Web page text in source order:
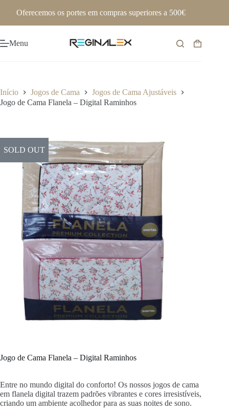
Oferecemos os portes em compras superiores a 500€
Menu
Carrinho
Início Jogos de Cama
Jogos de Cama Ajustáveis
Jogo de Cama Flanela – Digital Raminhos
SOLD OUT
Jogo de Cama Flanela – Digital Raminhos
Entre no mundo digital do conforto! Os nossos jogos de cama
em flanela digital trazem padrões vibrantes e cores irresistíveis,
criando um ambiente acolhedor para as suas noites de sono.